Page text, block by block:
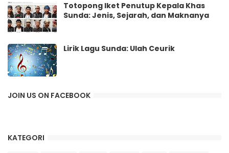
Totopong Iket Penutup Kepala Khas
Sunda: Jenis, Sejarah, dan Maknanya
Lirik Lagu Sunda: Ulah Ceurik
JOIN US ON FACEBOOK
KATEGORI